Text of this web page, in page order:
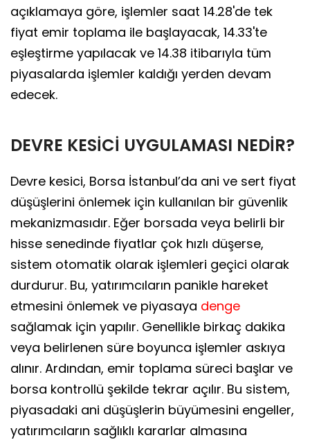
açıklamaya göre, işlemler saat 14.28'de tek
fiyat emir toplama ile başlayacak, 14.33'te
eşleştirme yapılacak ve 14.38 itibarıyla tüm
piyasalarda işlemler kaldığı yerden devam
edecek.
DEVRE KESİCİ UYGULAMASI NEDİR?
Devre kesici, Borsa İstanbul’da ani ve sert fiyat
düşüşlerini önlemek için kullanılan bir güvenlik
mekanizmasıdır. Eğer borsada veya belirli bir
hisse senedinde fiyatlar çok hızlı düşerse,
sistem otomatik olarak işlemleri geçici olarak
durdurur. Bu, yatırımcıların panikle hareket
etmesini önlemek ve piyasaya denge
sağlamak için yapılır. Genellikle birkaç dakika
veya belirlenen süre boyunca işlemler askıya
alınır. Ardından, emir toplama süreci başlar ve
borsa kontrollü şekilde tekrar açılır. Bu sistem,
piyasadaki ani düşüşlerin büyümesini engeller,
yatırımcıların sağlıklı kararlar almasına